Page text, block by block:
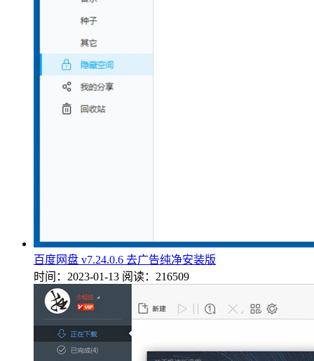
百度网盘 v7.24.0.6 去广告纯净安装版
时间：2023-01-13 阅读：216509